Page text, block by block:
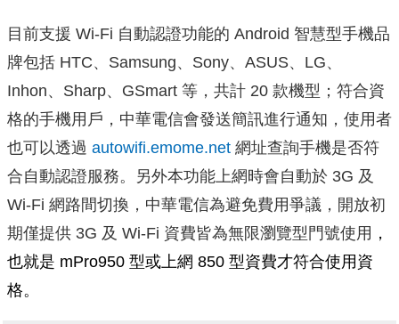
目前支援 Wi-Fi 自動認證功能的 Android 智慧型手機品
牌包括 HTC、Samsung、Sony、ASUS、LG、
Inhon、Sharp、GSmart 等，共計 20 款機型；符合資
格的手機用戶，中華電信會發送簡訊進行通知，使用者
也可以透過 autowifi.emome.net 網址查詢手機是否符
合自動認證服務。另外本功能上網時會自動於 3G 及
Wi-Fi 網路間切換，中華電信為避免費用爭議，開放初
期僅提供 3G 及 Wi-Fi 資費皆為無限瀏覽型門號使用 ，
也就是 mPro950 型或上網 850 型資費才符合使用資
格。